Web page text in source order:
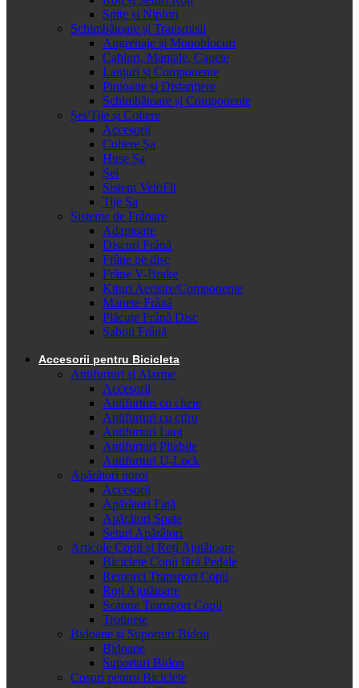
Spițe și Nipluri
Schimbătoare și Transmisii
Angrenaje și Monoblocuri
Cabluri, Mantale, Capete
Lanțuri și Componente
Pinioane și Distanțiere
Schimbătoare și Componente
Șei/Tije și Coliere
Accesorii
Coliere Șa
Huse Șa
Șei
Sistem VeloFit
Tije Șa
Sisteme de Frânare
Adaptoare
Discuri Frână
Frâne pe disc
Frâne V-Brake
Kituri Aerisire/Componente
Manete Frână
Plăcuțe Frână Disc
Saboti Frână
Accesorii pentru Bicicleta
Antifurturi și Alarme
Accesorii
Antifurturi cu cheie
Antifurturi cu cifru
Antifurturi Lanț
Antifurturi Pliabile
Antifurturi U-Lock
Apărători noroi
Accesorii
Apărători Față
Apărători Spate
Seturi Apărători
Articole Copii și Roți Ajutătoare
Biciclete Copii fără Pedale
Remorci Transport Copii
Roți Ajutătoare
Scaune Transport Copii
Trotinete
Bidoane și Suporturi Bidon
Bidoane
Suporturi Bidon
Coșuri pentru Biciclete